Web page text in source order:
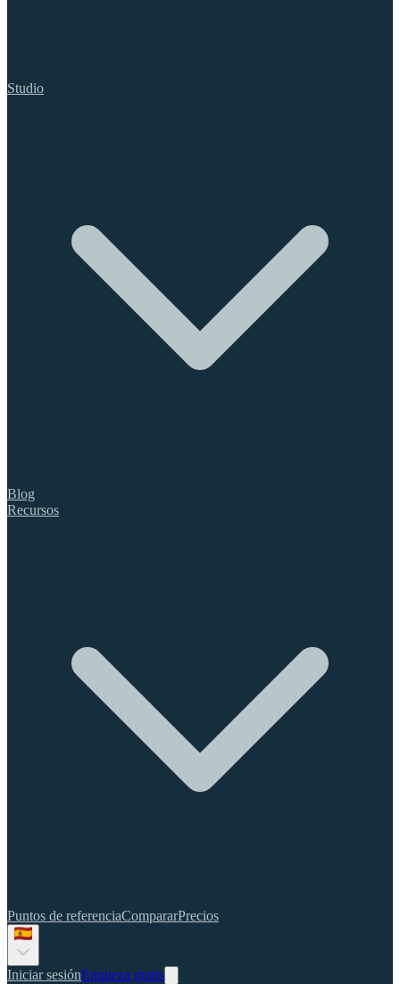
Studio
Blog
Recursos
Puntos de referenciaCompararPrecios
Iniciar sesiónEmpieza gratis